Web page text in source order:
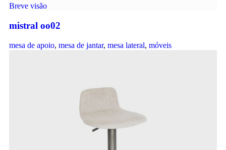
Breve visão
mistral oo02
mesa de apoio, mesa de jantar, mesa lateral, móveis